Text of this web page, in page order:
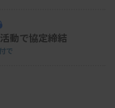
動で協定締結
で